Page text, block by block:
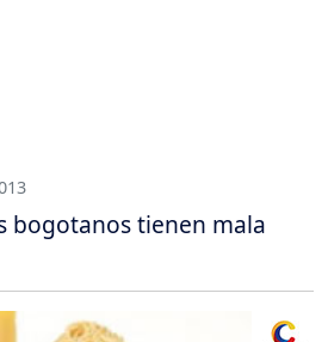
bogotanos tienen mala